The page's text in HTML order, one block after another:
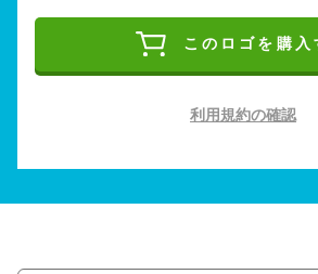
このロゴを購入
利用規約の確認